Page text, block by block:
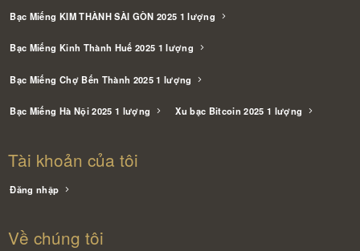
Bạc Miếng KIM THÀNH SÀI GÒN 2025 1 lượng
Bạc Miếng Kinh Thành Huế 2025 1 lượng
Bạc Miếng Chợ Bến Thành 2025 1 lượng
Bạc Miếng Hà Nội 2025 1 lượng Xu bạc Bitcoin 2025 1 lượng
Tài khoản của tôi
Đăng nhập
Về chúng tôi